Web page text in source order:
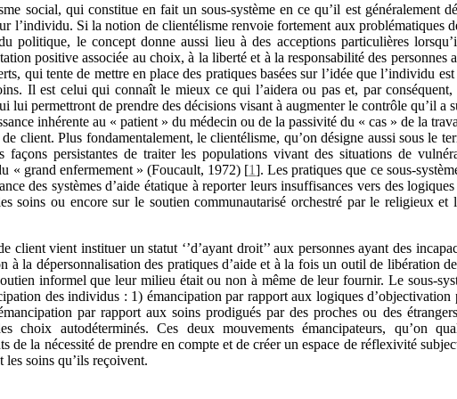
social, qui constitue en fait un sous-système en ce qu’il est généralement
l’individu. Si la notion de clientélisme renvoie fortement aux problématiques
politique, le concept donne aussi lieu à des acceptions particulières
positive associée au choix, à la liberté et à la responsabilité des personnes
qui tente de mettre en place des pratiques basées sur l’idée que l’individu
Il est celui qui connaît le mieux ce qui l’aidera ou pas et, par
lui permettront de prendre des décisions visant à augmenter le contrôle qu’il a
inhérente au « patient » du médecin ou de la passivité du « cas » de la
client. Plus fondamentalement, le clientélisme, qu’on désigne aussi sous le
façons persistantes de traiter les populations vivant des situations de
« grand enfermement » (Foucault, 1972) [1]. Les pratiques que ce sous-
des systèmes d’aide étatique à reporter leurs insuffisances vers des
soins ou encore sur le soutien communautarisé orchestré par le religieux et
vient instituer un statut ‘’d’ayant droit’’ aux personnes ayant des
à la dépersonnalisation des pratiques d’aide et à la fois un outil de libération
informel que leur milieu était ou non à même de leur fournir. Le sous-
des individus : 1) émancipation par rapport aux logiques d’objectivation
par rapport aux soins prodigués par des proches ou des
choix autodéterminés. Ces deux mouvements émancipateurs, qu’on
de la nécessité de prendre en compte et de créer un espace de réflexivité
les soins qu’ils reçoivent.